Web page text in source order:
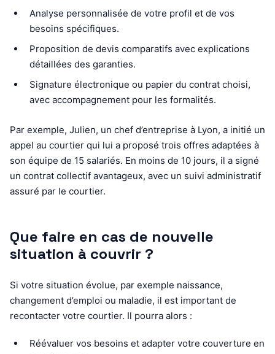
Analyse personnalisée de votre profil et de vos
besoins spécifiques.
Proposition de devis comparatifs avec explications
détaillées des garanties.
Signature électronique ou papier du contrat choisi,
avec accompagnement pour les formalités.
Par exemple, Julien, un chef d’entreprise à Lyon, a initié un
appel au courtier qui lui a proposé trois offres adaptées à
son équipe de 15 salariés. En moins de 10 jours, il a signé
un contrat collectif avantageux, avec un suivi administratif
assuré par le courtier.
Que faire en cas de nouvelle
situation à couvrir ?
Si votre situation évolue, par exemple naissance,
changement d’emploi ou maladie, il est important de
recontacter votre courtier. Il pourra alors :
Réévaluer vos besoins et adapter votre couverture en